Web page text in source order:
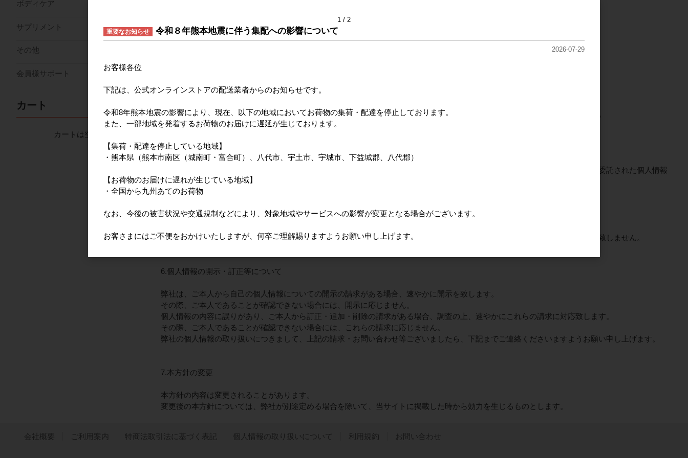
弊社は、個人情報を以下の利用目的の達成に必要な範囲内で、利用致します。
以下に定めのない目的で個人情報を利用する場合、あらかじめご本人の同意を得た上で行ないます。
3.個人情報の安全管理について
弊社は、取り扱う個人情報の漏洩、滅失またはき損の防止その他の個人情報の安全管理のために必要かつ適切な措置を講じます。
4.個人情報の委託について
弊社は、個人情報の取り扱いの全部または一部を第三者に委託する場合は、当該第三者について厳正な調査を行い、取り扱いを委託された個人情報
の安全管理が図られるよう当該第三者に対する必要かつ適切な監督を行います。
5.個人情報の第三者提供について
弊社は、個人情報保護法等の法令に定めのある場合を除き、個人情報をあらかじめご本人の同意を得ることなく、第三者に提供致しません。
6.個人情報の開示・訂正等について
弊社は、ご本人から自己の個人情報についての開示の請求がある場合、速やかに開示を致します。
その際、ご本人であることが確認できない場合には、開示に応じません。
個人情報の内容に誤りがあり、ご本人から訂正・追加・削除の請求がある場合、調査の上、速やかにこれらの請求に対応致します。
その際、ご本人であることが確認できない場合には、これらの請求に応じません。
弊社の個人情報の取り扱いにつきまして、上記の請求・お問い合わせ等ございましたら、下記までご連絡くださいますようお願い申し上げます。
7.本方針の変更
本方針の内容は変更されることがあります。
変更後の本方針については、弊社が別途定める場合を除いて、当サイトに掲載した時から効力を生じるものとします。
ボディケア
サプリメント
その他
会員様サポート
カート
カートは空です
会社概要 ご利用案内 特商法取引法に基づく表記 個人情報の取り扱いについて 利用規約 お問い合わせ
1 2
重要なお知らせ 令和８年熊本地震に伴う集配への影響について
2026-07-29
お客様各位
下記は、公式オンラインストアの配送業者からのお知らせです。
令和8年熊本地震の影響により、現在、以下の地域においてお荷物の集荷・配達を停止しております。
また、一部地域を発着するお荷物のお届けに遅延が生じております。
【集荷・配達を停止している地域】
・熊本県（熊本市南区（城南町・富合町）、八代市、宇土市、宇城市、下益城郡、八代郡）
【お荷物のお届けに遅れが生じている地域】
・全国から九州あてのお荷物
なお、今後の被害状況や交通規制などにより、対象地域やサービスへの影響が変更となる場合がございます。
お客さまにはご不便をおかけいたしますが、何卒ご理解賜りますようお願い申し上げます。